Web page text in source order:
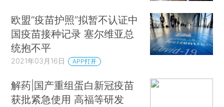
欧盟“疫苗护照”拟暂不认证中
国疫苗接种记录 塞尔维亚总
统抱不平
2021年03月16日 APP打开
解药|国产重组蛋白新冠疫苗
获批紧急使用 高福等研发